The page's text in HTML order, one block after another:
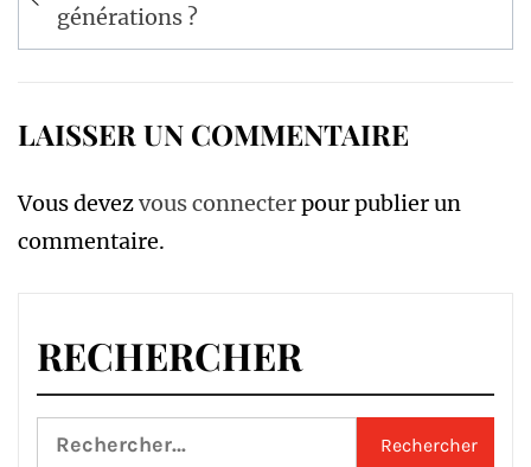
l’article
générations ?
LAISSER UN COMMENTAIRE
Vous devezvous connecterpour publier un
commentaire.
RECHERCHER
Rechercher :